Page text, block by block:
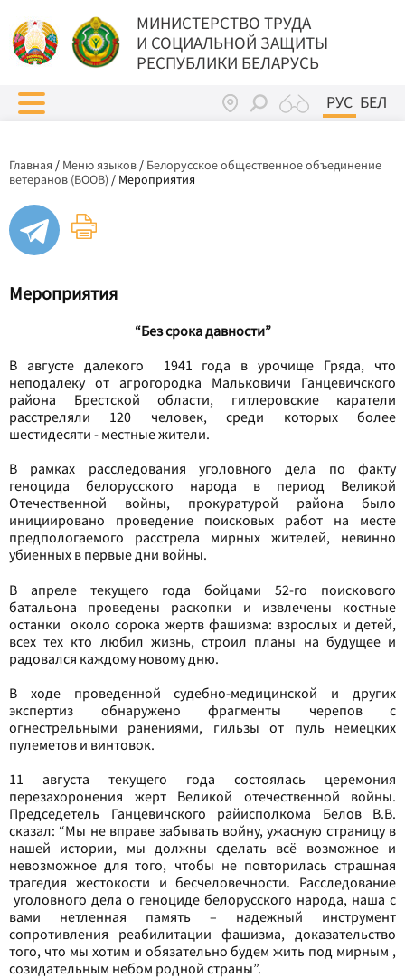
МИНИСТЕРСТВО ТРУДА
И СОЦИАЛЬНОЙ ЗАЩИТЫ
РЕСПУБЛИКИ БЕЛАРУСЬ
РУС БЕЛ
Главная / Меню языков / Белорусское общественное объединение
ветеранов (БООВ) / Мероприятия
Мероприятия
“Без срока давности”
В августе далекого 1941 года в урочище Гряда, что
неподалеку от агрогородка Мальковичи Ганцевичского
района Брестской области, гитлеровские каратели
расстреляли 120 человек, среди которых более
шестидесяти - местные жители.
В рамках расследования уголовного дела по факту
геноцида белорусского народа в период Великой
Отечественной войны, прокуратурой района было
инициировано проведение поисковых работ на месте
предпологаемого расстрела мирных жителей, невинно
убиенных в первые дни войны.
В апреле текущего года бойцами 52-го поискового
батальона проведены раскопки и извлечены костные
останки около сорока жертв фашизма: взрослых и детей,
всех тех кто любил жизнь, строил планы на будущее и
радовался каждому новому дню.
В ходе проведенной судебно-медицинской и других
экспертиз обнаружено фрагменты черепов с
огнестрельными ранениями, гильзы от пуль немецких
пулеметов и винтовок.
11 августа текущего года состоялась церемония
перезахоронения жерт Великой отечественной войны.
Председетель Ганцевичского райисполкома Белов В.В.
сказал: “Мы не вправе забывать войну, ужасную страницу в
нашей истории, мы должны сделать всё возможное и
невозможное для того, чтобы не повторилась страшная
трагедия жестокости и бесчеловечности. Расследование
уголовного дела о геноциде белорусского народа, наша с
вами нетленная память – надежный инструмент
сопротивления реабилитации фашизма, доказательство
того, что мы хотим и обязательно будем жить под мирным ,
созидательным небом родной страны”.